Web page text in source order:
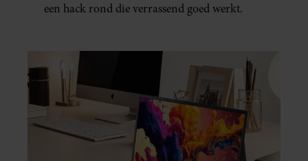
een hack rond die verrassend goed werkt.